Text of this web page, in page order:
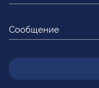
Сообщение